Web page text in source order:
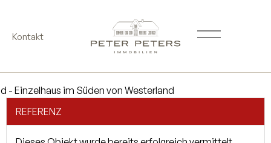
Kontakt
REFERENZ